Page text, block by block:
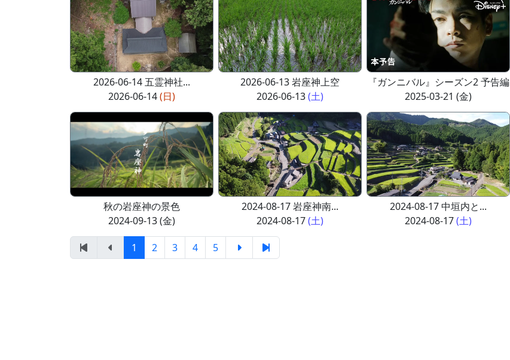
2026-06-14 五霊神社...
2026-06-14(日)
2026-06-13 岩座神上空
2026-06-13(土)
『ガンニバル』シーズン2 予告編
2025-03-21 (金)
秋の岩座神の景色
2024-09-13 (金)
2024-08-17 岩座神南...
2024-08-17(土)
2024-08-17 中垣内と...
2024-08-17(土)
1 2 3 4 5